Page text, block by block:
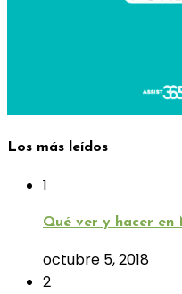
Los más leídos
1
Qué ver y hacer en
octubre 5, 2018
2